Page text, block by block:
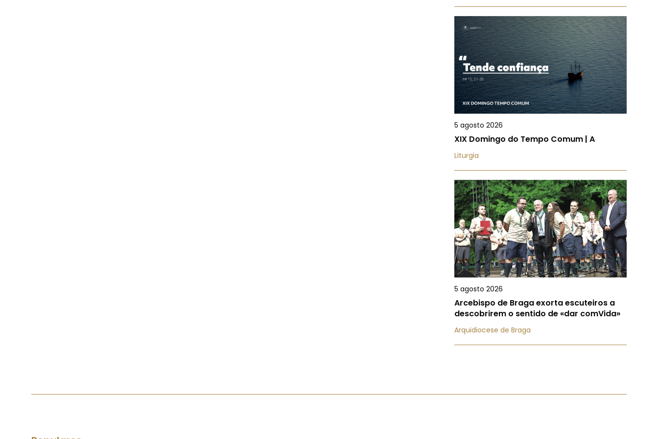
5 agosto 2026
XIX Domingo do Tempo Comum | A
Liturgia
5 agosto 2026
Arcebispo de Braga exorta escuteiros a
descobrirem o sentido de «dar comVida»
Arquidiocese de Braga